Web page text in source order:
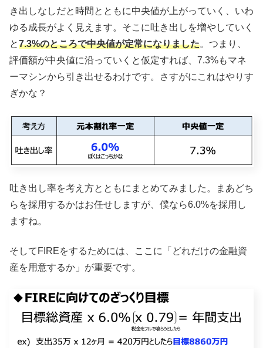
き出しなしだと時間とともに中央値が上がっていく、いわ
ゆる成長がよく見えます。そこに吐き出しを増やしていく
と7.3%のところで中央値が定常になりました。つまり、
評価額が中央値に沿っていくと仮定すれば、7.3%もマネ
ーマシンから引き出せるわけです。さすがにこれはやりす
ぎかな？
吐き出し率を考え方とともにまとめてみました。まあどち
らを採用するかはお任せしますが、僕なら6.0%を採用し
ますね。
そしてFIREをするためには、ここに「どれだけの金融資
産を用意するか」が重要です。